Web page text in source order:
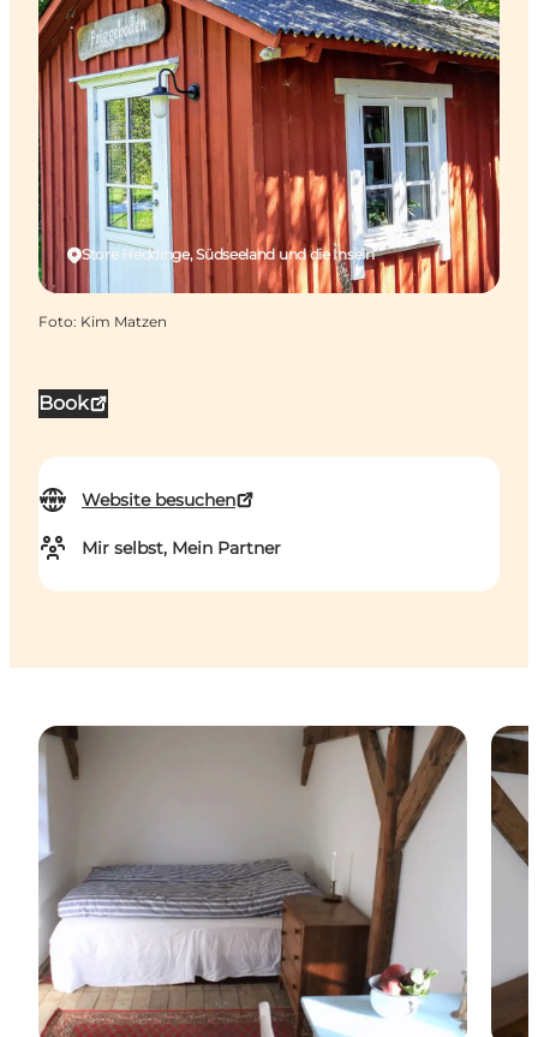
Book
Website besuchen
Mir selbst, Mein Partner
Store Heddinge, Südseeland und die Inseln
Foto: Kim Matzen